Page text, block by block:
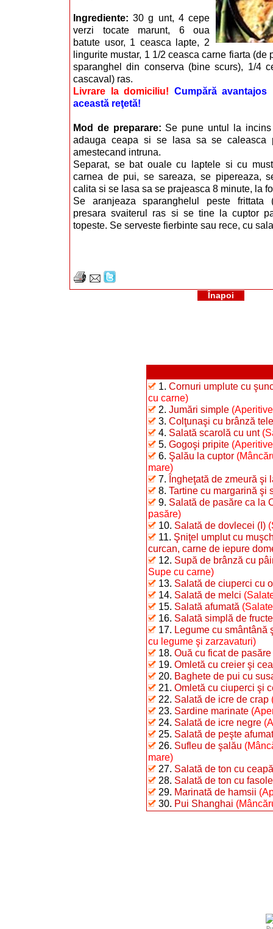
Ingrediente:30 g unt, 4 cepe
verzi tocate marunt, 6 oua
batute usor, 1 ceasca lapte, 2
lingurite mustar, 1 1/2 ceasca carne fiarta (de
sparanghel din conserva (bine scurs), 1/4
cascaval) ras.
Livrare la domiciliu! Cumpără avantajos
această reţetă!
Mod de preparare: Se pune untul la
adauga ceapa si se lasa sa se caleasca
amestecand intruna.
Separat, se bat ouale cu laptele si cu
carnea de pui, se sareaza, se pipereaza,
calita si se lasa sa se prajeasca 8 minute, la
Se aranjeaza sparanghelul peste frittata
presara svaiterul ras si se tine la cuptor
topeste. Se serveste fierbinte sau rece, cu
Înapoi
1. Cornuri umplute cu
cu carne)
2. Jumări simple
3. Colţunaşi cu brânză
4. Salată scarolă cu unt
5. Gogoşi pripite
6. Şalău la cuptor
mare)
7. Îngheţată de zmeură şi
8. Tartine cu margarină şi
9. Salată de pasăre ca la
pasăre)
10. Salată de dovlecei (I)
11. Şniţel umplut cu
curcan, carne de iepure
12. Supă de brânză cu
Supe cu carne)
13. Salată de ciuperci cu
14. Salată de melci
15. Salată afumată
16. Salată simplă de fructe
17. Legume cu smântână
cu legume şi zarzavaturi)
18. Ouă cu ficat de pasăre
19. Omletă cu creier şi
20. Baghete de pui cu
21. Omletă cu ciuperci şi
22. Salată de icre de crap
23. Sardine marinate
24. Salată de icre negre
25. Salată de peşte
26. Sufleu de şalău
mare)
27. Salată de ton cu ceapă
28. Salată de ton cu
29. Marinată de hamsii
30. Pui Shanghai